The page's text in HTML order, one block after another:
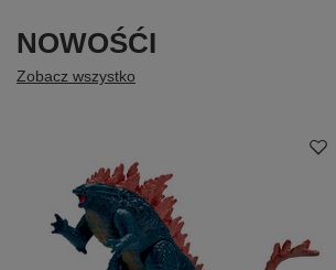
NOWOŚĆI
Zobacz wszystko